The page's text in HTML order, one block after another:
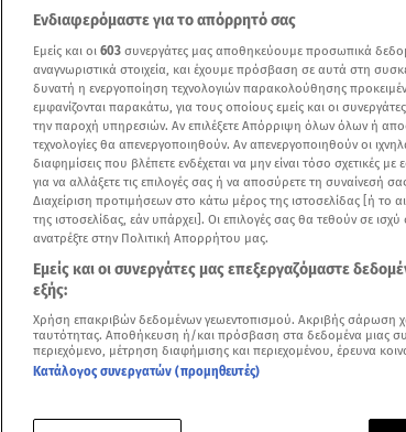
Δείτε περισσότερα άρθρα μας στην αναζήτηση σας
Πρόσθηκη star.gr στις επιλογές σας
Ενδιαφερόμαστε για το απόρρητό σας
Εμείς και οι 603 συνεργάτες μας αποθηκεύουμε προσωπικά
αναγνωριστικά στοιχεία, και έχουμε πρόσβαση σε αυτά στη
δυνατή η ενεργοποίηση τεχνολογιών παρακολούθησης
εμφανίζονται παρακάτω, για τους οποίους εμείς και οι
την παροχή υπηρεσιών. Αν επιλέξετε Απόρριψη όλων όλων ή
τεχνολογίες θα απενεργοποιηθούν. Αν απενεργοποιηθούν οι
διαφημίσεις που βλέπετε ενδέχεται να μην είναι τόσο σχετικές
για να αλλάξετε τις επιλογές σας ή να αποσύρετε τη συναίνεσή
Διαχείριση προτιμήσεων στο κάτω μέρος της ιστοσελίδας [ή το
της ιστοσελίδας, εάν υπάρχει]. Οι επιλογές σας θα τεθούν σε
ανατρέξτε στην Πολιτική Απορρήτου μας.
Εμείς και οι συνεργάτες μας επεξεργαζόμαστε
εξής:
Χρήση επακριβών δεδομένων γεωεντοπισμού. Ακριβής σάρωση
ταυτότητας. Αποθήκευση ή/και πρόσβαση στα δεδομένα μιας
περιεχόμενο, μέτρηση διαφήμισης και περιεχομένου, έρευνα
Κατάλογος συνεργατών (προμηθευτές)